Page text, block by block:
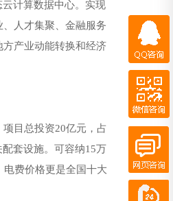
计算数据中心。实现
人才集聚、金融服务
产业动能转换和经济
目总投资20亿元，占
套设施。可容纳15万
费价格更是全国十大
QQ咨询
在线客服